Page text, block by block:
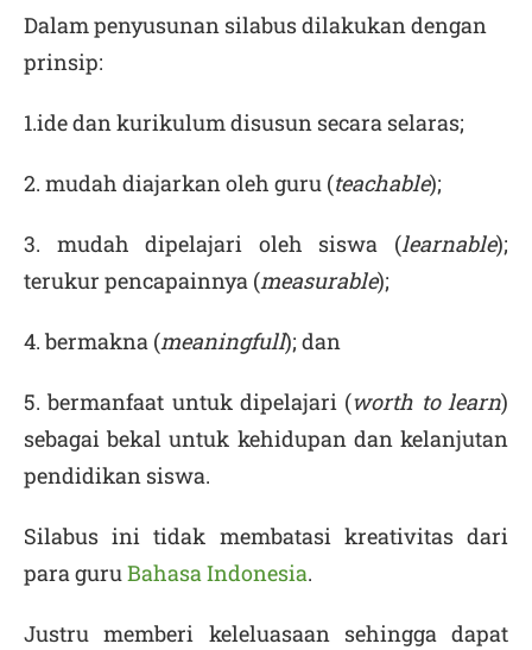
Dalam penyusunan silabus dilakukan dengan
prinsip:
1.ide dan kurikulum disusun secara selaras;
2. mudah diajarkan oleh guru (teachable);
3. mudah dipelajari oleh siswa (learnable);
terukur pencapainnya (measurable);
4. bermakna (meaningfull); dan
5. bermanfaat untuk dipelajari (worth to learn)
sebagai bekal untuk kehidupan dan kelanjutan
pendidikan siswa.
Silabus ini tidak membatasi kreativitas dari
para guruBahasa Indonesia.
Justru memberi keleluasaan sehingga dapat